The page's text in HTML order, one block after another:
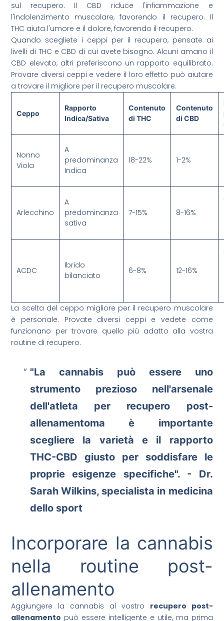
sul recupero. Il CBD riduce l'infiammazione e
l'indolenzimento muscolare, favorendo il recupero. Il
THC aiuta l'umore e il dolore, favorendo il recupero.
Quando scegliete i ceppi per il recupero, pensate ai
livelli di THC e CBD di cui avete bisogno. Alcuni amano il
CBD elevato, altri preferiscono un rapporto equilibrato.
Provare diversi ceppi e vedere il loro effetto può aiutare
a trovare il migliore per il recupero muscolare.
Ceppo
Rapporto
Indica/Sativa
Contenuto
di THC
Contenuto
di CBD
Nonno
Viola
A
predominanza
Indica
18-22% 1-2%
Arlecchino
A
predominanza
sativa
7-15% 8-16%
ACDC
Ibrido
bilanciato
6-8% 12-16%
La scelta del ceppo migliore per il recupero muscolare
è personale. Provate diversi ceppi e vedete come
funzionano per trovare quello più adatto alla vostra
routine di recupero.
"La cannabis può essere uno
strumento prezioso nell'arsenale
dell'atleta per recupero post-
allenamentoma è importante
scegliere la varietà e il rapporto
THC-CBD giusto per soddisfare le
proprie esigenze specifiche". - Dr.
Sarah Wilkins, specialista in medicina
dello sport
Incorporare la cannabis
nella routine post-
allenamento
Aggiungere la cannabis al vostro recupero post-
allenamento può essere intelligente e utile, ma prima